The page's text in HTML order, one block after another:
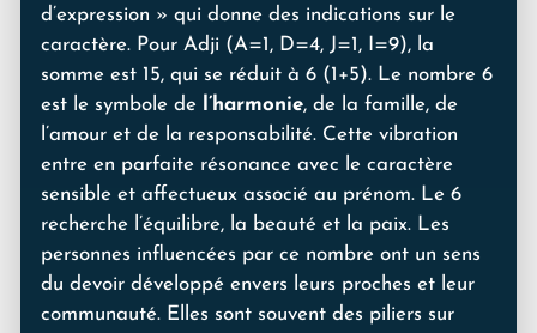
d’expression » qui donne des indications sur le
caractère. Pour Adji (A=1, D=4, J=1, I=9), la
somme est 15, qui se réduit à 6 (1+5). Le nombre 6
est le symbole de
l’harmonie, de la famille, de
l’amour et de la responsabilité. Cette vibration
entre en parfaite résonance avec le caractère
sensible et affectueux associé au prénom. Le 6
recherche l’équilibre, la beauté et la paix. Les
personnes influencées par ce nombre ont un sens
du devoir développé envers leurs proches et leur
communauté. Elles sont souvent des piliers sur